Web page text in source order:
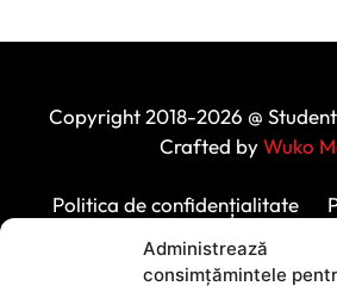
Administrează
consimțămintele
Copyright 2018-2026 @
Crafted byWuko
Politica de confidențialitate
Protecția datelor